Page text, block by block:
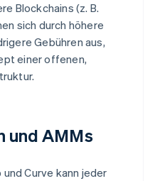
Blockchains (z. B.
sich durch höhere
Gebühren aus,
einer offenen,
und AMMs
Curve kann jeder